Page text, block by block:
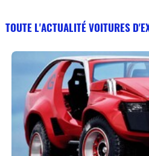
TOUTE L'ACTUALITÉ VOITURES